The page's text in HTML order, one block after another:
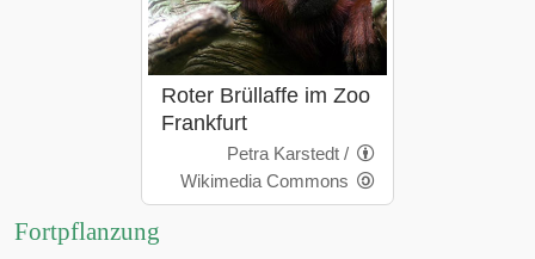
Roter Brüllaffe im Zoo
Frankfurt
Petra Karstedt /
Wikimedia Commons
Fortpflanzung